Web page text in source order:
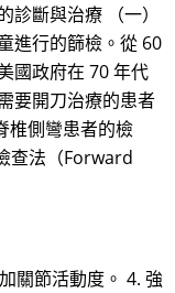
斷與治療 （一）
進行的篩檢。從 60
國政府在 70 年代
要開刀治療的患者
椎側彎患者的檢
查法（Forward
關節活動度。 4. 強